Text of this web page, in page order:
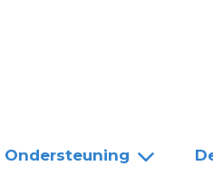
Ondersteuning